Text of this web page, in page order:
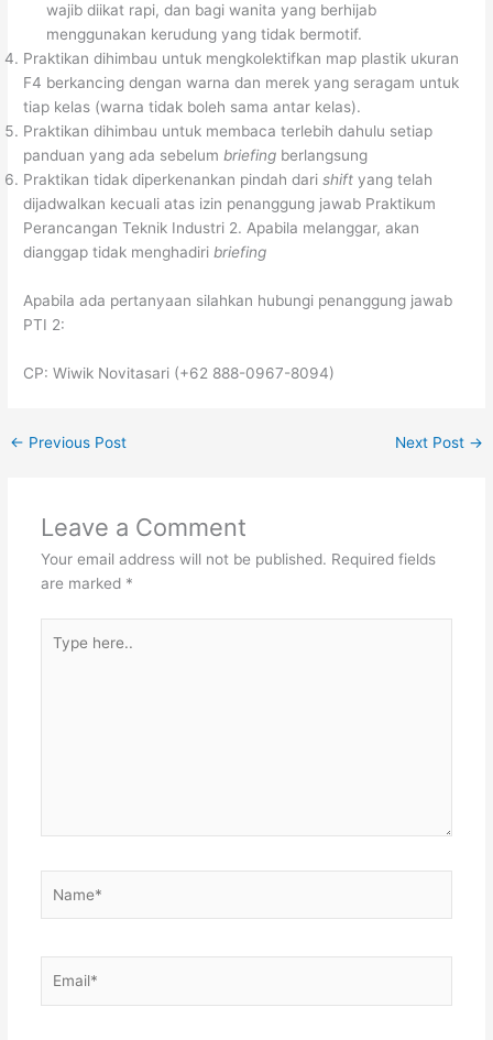
wajib diikat rapi, dan bagi wanita yang berhijab
menggunakan kerudung yang tidak bermotif.
Praktikan dihimbau untuk mengkolektifkan map plastik ukuran
F4 berkancing dengan warna dan merek yang seragam untuk
tiap kelas (warna tidak boleh sama antar kelas).
Praktikan dihimbau untuk membaca terlebih dahulu setiap
panduan yang ada sebelumbriefing berlangsung
Praktikan tidak diperkenankan pindah darishift yang telah
dijadwalkan kecuali atas izin penanggung jawab Praktikum
Perancangan Teknik Industri 2. Apabila melanggar, akan
dianggap tidak menghadiribriefing
Apabila ada pertanyaan silahkan hubungi penanggung jawab
PTI 2:
CP: Wiwik Novitasari (+62 888-0967-8094)
← Previous Post Next Post →
Leave a Comment
Your email address will not be published. Required fields
are marked *
here..